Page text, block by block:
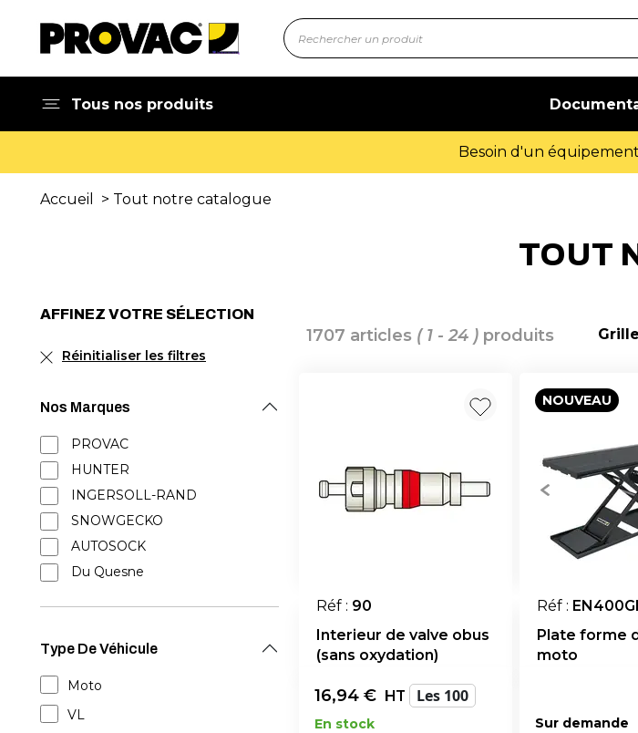
Tous nos produits
Offre de bienvenue :
Accueil > Tout notre catalogue
AFFINEZ VOTRE SÉLECTION
Réinitialiser les filtres
Nos Marques
PROVAC
HUNTER
INGERSOLL-RAND
SNOWGECKO
AUTOSOCK
Du Quesne
Type De Véhicule
Moto
VL
TOUT
1707 articles ( 1 - 24 ) produits Grille
Réf : 90
Interieur de valve obus
(sans oxydation)
16,94 € HT Les 100
En stock
NOUVEAU
Réf :
Plate forme
moto
Sur demande